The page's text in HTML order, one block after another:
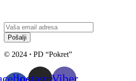
Pošalji
© 2024 · PD “Pokret”